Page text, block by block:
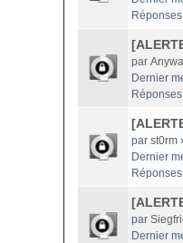
par
Dernier
par st0rm
Dernier
par
Dernier